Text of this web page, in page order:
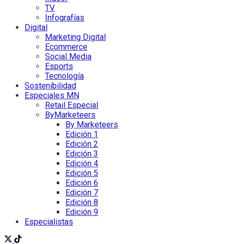
TV
Infografías
Digital
Marketing Digital
Ecommerce
Social Media
Esports
Tecnología
Sostenibilidad
Especiales MN
Retail Especial
ByMarketeers
By Marketeers
Edición 1
Edición 2
Edición 3
Edición 4
Edición 5
Edición 6
Edición 7
Edición 8
Edición 9
Especialistas